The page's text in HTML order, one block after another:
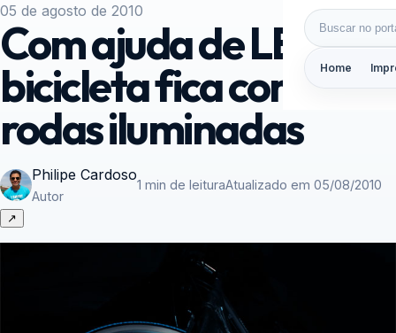
Buscar por:
Home
05 de agosto de 2010
Com ajuda de LEDs,
bicicleta fica com as
rodas iluminadas
Philipe Cardoso
Autor
1 min de leituraAtualizado em 05/08/2010
↗